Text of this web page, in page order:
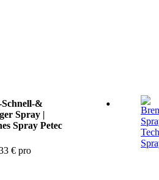
&
Spray |
Spray Petec
€ pro